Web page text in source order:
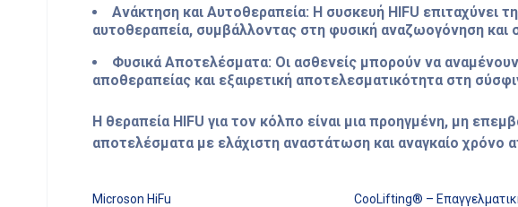
Ανάκτηση και Αυτοθεραπεία: Η συσκευή HIFU επιταχύνει
αυτοθεραπεία, συμβάλλοντας στη φυσική αναζωογόνηση και
Φυσικά Αποτελέσματα: Οι ασθενείς μπορούν να
αποθεραπείας και εξαιρετική αποτελεσματικότητα στη
Η θεραπεία HIFU για τον κόλπο είναι μια προηγμένη, μη
αποτελέσματα με ελάχιστη αναστάτωση και αναγκαίο χρόνο
Microson HiFu
CooLifting® –